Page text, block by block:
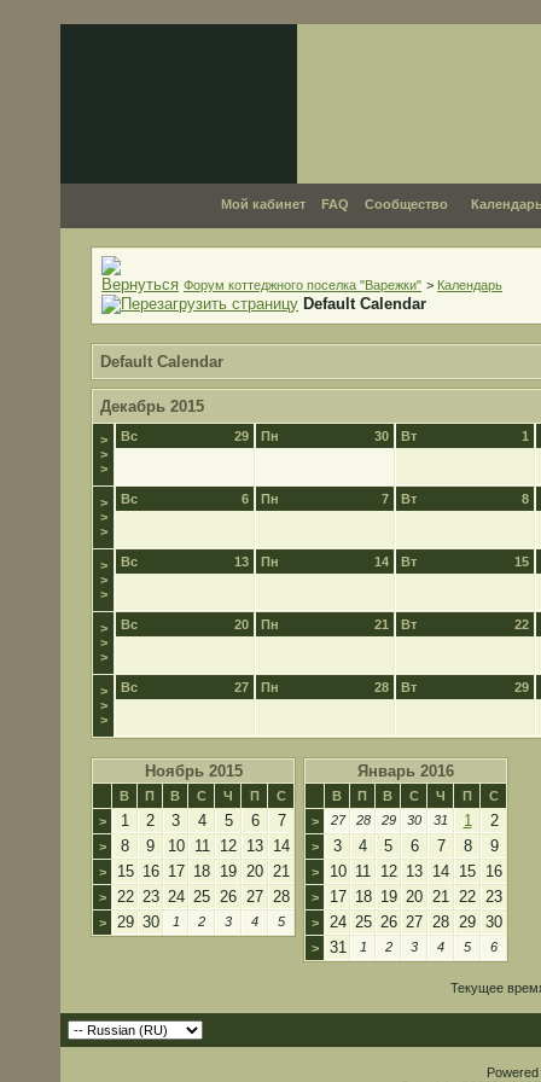
Мой кабинет FAQ Сообщество
Форум коттеджного поселка "Варежки" > Календарь
Default Calendar
Default Calendar
Декабрь 2015
>
>
>
29
Вс 30
Пн 1
Вт
>
>
>
6
Вс 7
Пн 8
Вт
>
>
>
13
Вс 14
Пн 15
Вт
>
>
>
20
Вс 21
Пн 22
Вт
>
>
>
27
Вс 28
Пн 29
Вт
Ноябрь 2015
В П В С Ч П
С
>
1 2 3 4 5 6 7
> 8 9 10 11 12 13 14
> 15 16 17 18 19 20 21
> 22 23 24 25 26 27 28
> 29 30 1 2 3 4 5
Январь 2016
В П В С Ч П
С
>
27 28 29 30 31 1 2
> 3 4 5 6 7 8 9
> 10 11 12 13 14 15 16
> 17 18 19 20 21 22 23
> 24 25 26 27 28 29 30
> 31 1 2 3 4 5 6
Текущее